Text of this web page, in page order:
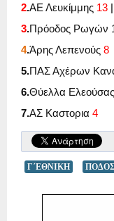
2.ΑΕ Λευκίμμης 13 |
3.Πρόοδος Ρωγών
4.Άρης Λεπενούς 8
5.ΠΑΣ Αχέρων
6.Θύελλα Ελεούσας
7.ΑΣ Καστορια 4
Γ΄ΕΘΝΙΚΗ